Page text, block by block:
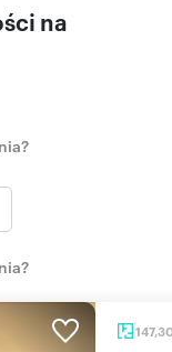
na